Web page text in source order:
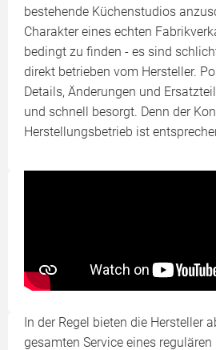
bestehende Küchenstudios
Charakter eines echten
bedingt zu finden - es sind
direkt betrieben vom Hersteller.
Details, Änderungen und
und schnell besorgt. Denn der
Herstellungsbetrieb ist
In der Regel bieten die Hersteller
gesamten Service eines